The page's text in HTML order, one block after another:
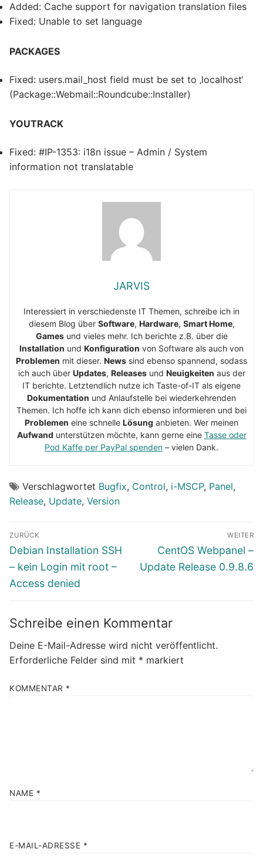
Added: Cache support for navigation translation files
Fixed: Unable to set language
PACKAGES
Fixed: users.mail_host field must be set to ‚localhost‘
(Package::Webmail::Roundcube::Installer)
YOUTRACK
Fixed: #IP-1353: i18n issue – Admin / System
information not translatable
JARVIS
Interessiert in verschiedenste IT Themen, schreibe ich in
diesem Blog über Software, Hardware, Smart Home,
Gamesund vieles mehr. Ich berichte z.B. über die
Installation und Konfiguration von Software als auch von
Problemen mit dieser. News sind ebenso spannend, sodass
ich auch über Updates, Releasesund Neuigkeiten aus der
IT berichte. Letztendlich nutze ich Taste-of-IT als eigene
Dokumentation und Anlaufstelle bei wiederkehrenden
Themen. Ich hoffe ich kann dich ebenso informieren und bei
Problemen eine schnelle Lösung anbieten. Wer meinen
Aufwand unterstützen möchte, kann gerne eine Tasse oder
Pod Kaffe per PayPal spenden – vielen Dank.
Verschlagwortet Bugfix, Control, i-MSCP, Panel,
Release, Update, Version
Beitragsnavigation
ZURÜCK
Vorheriger
Beitrag:
Debian Installation SSH
– kein Login mit root –
Access denied
WEITER
Nächster
Beitrag:
CentOS Webpanel –
Update Release 0.9.8.6
Schreibe einen Kommentar
Deine E-Mail-Adresse wird nicht veröffentlicht.
Erforderliche Felder sind mit * markiert
KOMMENTAR *
NAME *
E-MAIL-ADRESSE *